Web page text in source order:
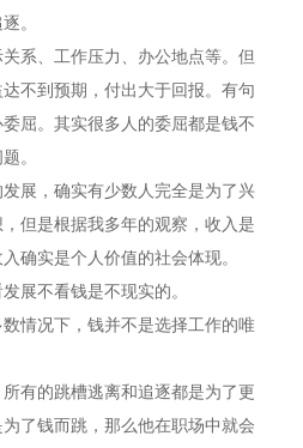
。
系、工作压力、办公地点等。但
不到预期，付出大于回报。有句
屈。其实很多人的委屈都是钱不
。
展，确实有少数人完全是为了兴
但是根据我多年的观察，收入是
确实是个人价值的社会体现。
展不看钱是不现实的。
情况下，钱并不是选择工作的唯
有的跳槽逃离和追逐都是为了更
了钱而跳，那么他在职场中就会